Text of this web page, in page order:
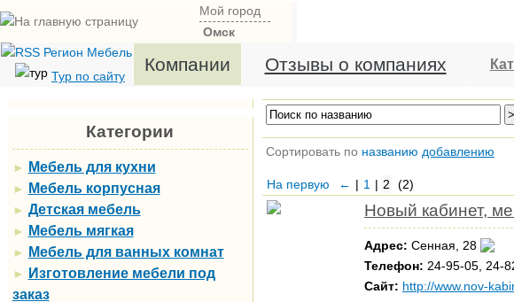
Мой город
Омск
Тур по сайту
Компании Отзывы о компаниях
Категории
► Мебель для кухни
► Мебель корпусная
► Детская мебель
► Мебель мягкая
► Мебель для ванных комнат
► Изготовление мебели под
заказ
Сортировать по названию добавлению
На первую ← | 1 | 2 (2)
Новый кабинет,
Адрес: Сенная, 28
Телефон: 24-95-05, 24-
Сайт: http://www.nov-